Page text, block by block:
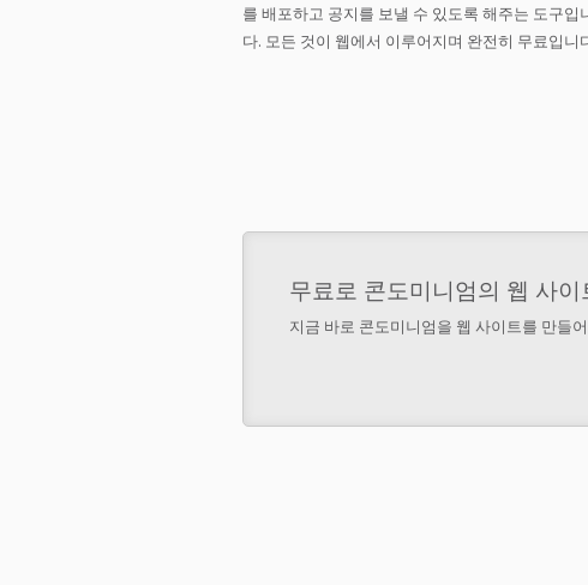
를 배포하고 공지를 보낼 수 있도록 해주는 도구입
다. 모든 것이 웹에서 이루어지며 완전히 무료입니
무료로 콘도미니엄의 웹 사이
지금 바로 콘도미니엄을 웹 사이트를 만들